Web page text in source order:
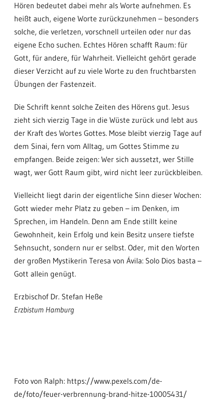
Hören bedeutet dabei mehr als Worte aufnehmen. Es
heißt auch, eigene Worte zurückzunehmen – besonders
solche, die verletzen, vorschnell urteilen oder nur das
eigene Echo suchen. Echtes Hören schafft Raum: für
Gott, für andere, für Wahrheit. Vielleicht gehört gerade
dieser Verzicht auf zu viele Worte zu den fruchtbarsten
Übungen der Fastenzeit.
Die Schrift kennt solche Zeiten des Hörens gut. Jesus
zieht sich vierzig Tage in die Wüste zurück und lebt aus
der Kraft des Wortes Gottes. Mose bleibt vierzig Tage auf
dem Sinai, fern vom Alltag, um Gottes Stimme zu
empfangen. Beide zeigen: Wer sich aussetzt, wer Stille
wagt, wer Gott Raum gibt, wird nicht leer zurückbleiben.
Vielleicht liegt darin der eigentliche Sinn dieser Wochen:
Gott wieder mehr Platz zu geben – im Denken, im
Sprechen, im Handeln. Denn am Ende stillt keine
Gewohnheit, kein Erfolg und kein Besitz unsere tiefste
Sehnsucht, sondern nur er selbst. Oder, mit den Worten
der großen Mystikerin Teresa von Ávila: Solo Dios basta –
Gott allein genügt.
Erzbischof Dr. Stefan Heße
Erzbistum Hamburg
Foto von Ralph: https://www.pexels.com/de-
de/foto/feuer-verbrennung-brand-hitze-10005431/